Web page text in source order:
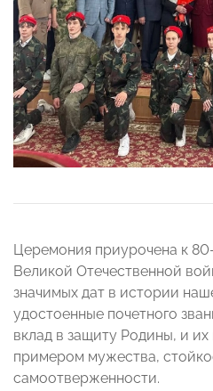
Церемония приурочена к
Великой Отечественной
значимых дат в истории
удостоенные почетного
вклад в защиту Родины, и их
примером мужества,
самоотверженности.